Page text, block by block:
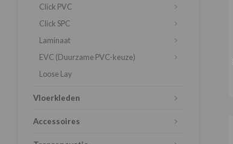
Click PVC
Click SPC
Laminaat
EVC (Duurzame PVC-keuze)
Loose Lay
Vloerkleden
Accessoires